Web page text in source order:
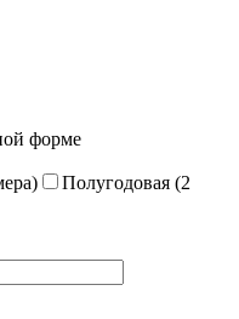
форме
Полугодовая (2